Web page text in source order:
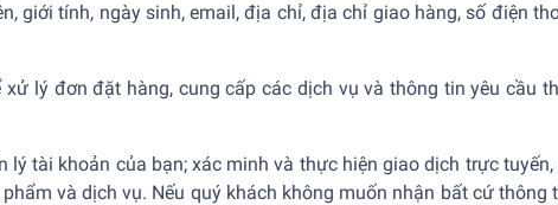
giới tính, ngày sinh, email, địa chỉ, địa chỉ giao hàng, số điện
lý đơn đặt hàng, cung cấp các dịch vụ và thông tin yêu cầu
tài khoản của bạn; xác minh và thực hiện giao dịch trực
và dịch vụ. Nếu quý khách không muốn nhận bất cứ